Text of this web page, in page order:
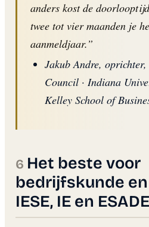
anders kost de
twee tot vier maanden je
aanmeldjaar.”
Jakub Andre,
Council · Indiana
Kelley School of
Het beste voor
bedrijfskunde en
IESE, IE en ESADE